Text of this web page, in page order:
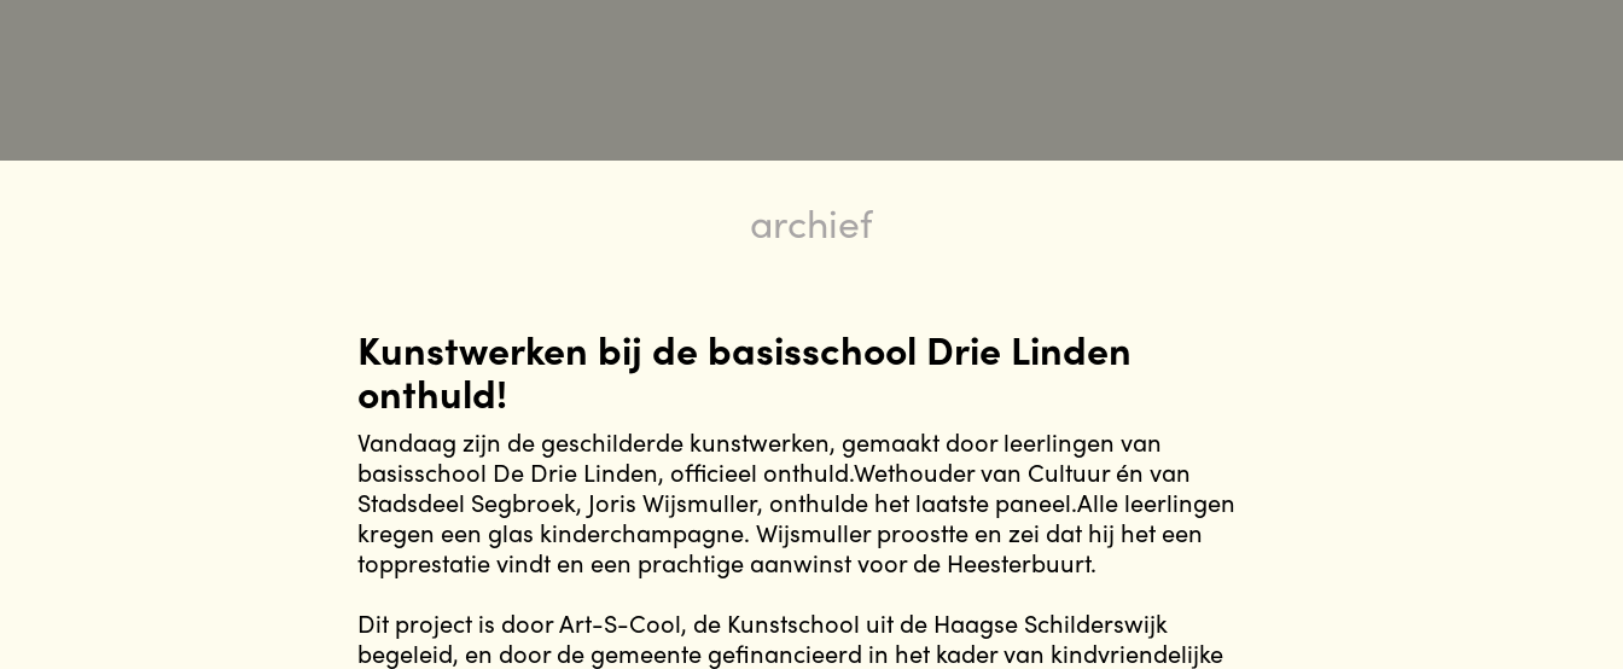
archief
Kunstwerken bij de basisschool Drie Linden
onthuld!
Vandaag zijn de geschilderde kunstwerken, gemaakt door leerlingen van
basisschool De Drie Linden, officieel onthuld.Wethouder van Cultuur én van
Stadsdeel Segbroek, Joris Wijsmuller, onthulde het laatste paneel.Alle leerlingen
kregen een glas kinderchampagne. Wijsmuller proostte en zei dat hij het een
topprestatie vindt en een prachtige aanwinst voor de Heesterbuurt.
Dit project is door Art-S-Cool, de Kunstschool uit de Haagse Schilderswijk
begeleid, en door de gemeente gefinancieerd in het kader van kindvriendelijke